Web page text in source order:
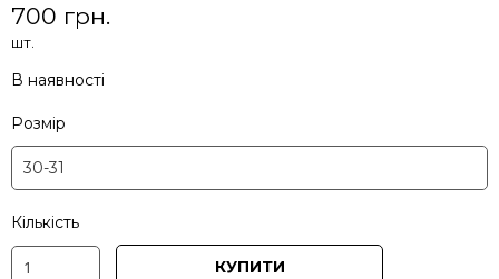
700 грн.
шт.
В наявності
Розмір
Кількість
КУПИТИ